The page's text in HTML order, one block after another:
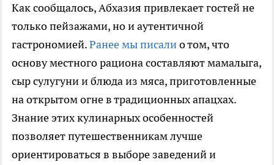
Как сообщалось, Абхазия привлекает гостей не
только пейзажами, но и аутентичной
гастрономией.Ранее мы писалио том, что
основу местного рациона составляют мамалыга,
сыр сулугуни и блюда из мяса, приготовленные
на открытом огне в традиционных апацхах.
Знание этих кулинарных особенностей
позволяет путешественникам лучше
ориентироваться в выборе заведений и